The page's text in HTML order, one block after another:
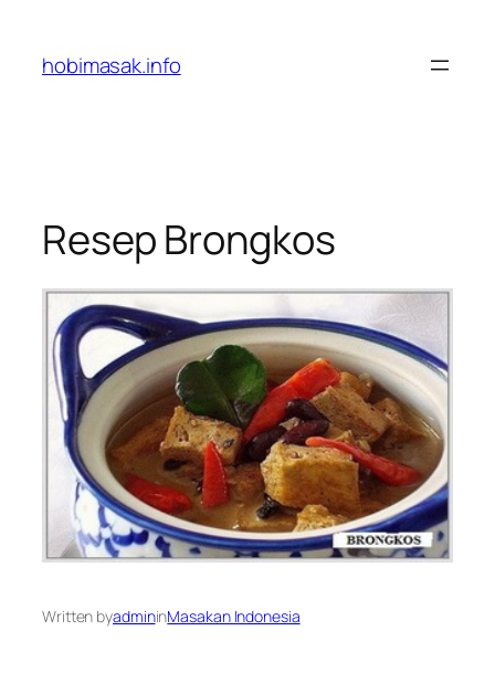
content
hobimasak.info
Resep Brongkos
Written byadmininMasakan Indonesia